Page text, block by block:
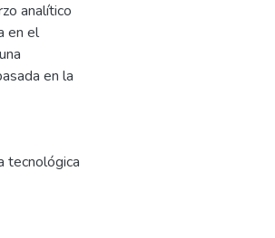
analítico
en el
en la
tecnológica